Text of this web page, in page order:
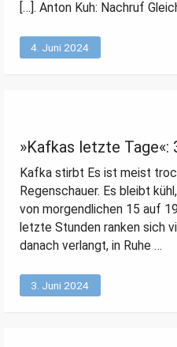
[…]. Anton Kuh: Nachruf
4. Juni 2024
»Kafkas letzte Tage«:
Kafka stirbt Es ist meist
Regenschauer. Es bleibt
von morgendlichen 15 auf
letzte Stunden ranken sich
danach verlangt, in Ruhe …
3. Juni 2024